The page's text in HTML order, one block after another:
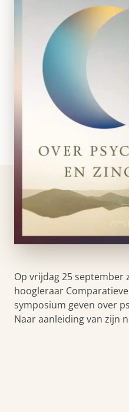
Op vrijdag 25 september
hoogleraar
symposium geven over
Naar aanleiding van zijn